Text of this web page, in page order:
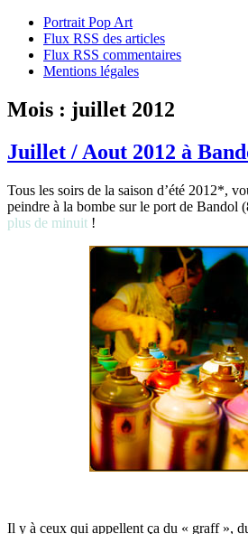
Portrait Pop Art
Flux RSS des articles
Flux RSS commentaires
Mentions légales
Mois : juillet 2012
Juillet / Aout 2012 à
Tous les soirs de la saison d’été 2012*,
peindre à la bombe sur le port de Bandol
plus de minuit !
Il y à ceux qui appellent ça du « graff »,